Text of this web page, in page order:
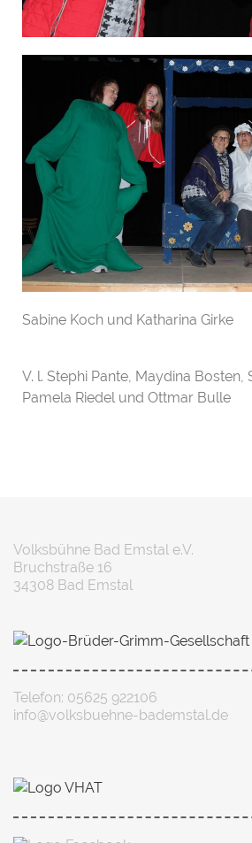
Sabine Koch und Katharina Girke
V. l. Stephi Pante, Maydina Bosten,
Pamela Riedel und Ottmar Bulle
Volksbühne Bad Emstal e.V.
Bruchstraße 16
34308 Bad Emstal
Telefon: 05625 922106
info@volksbuehne-bademstal.de